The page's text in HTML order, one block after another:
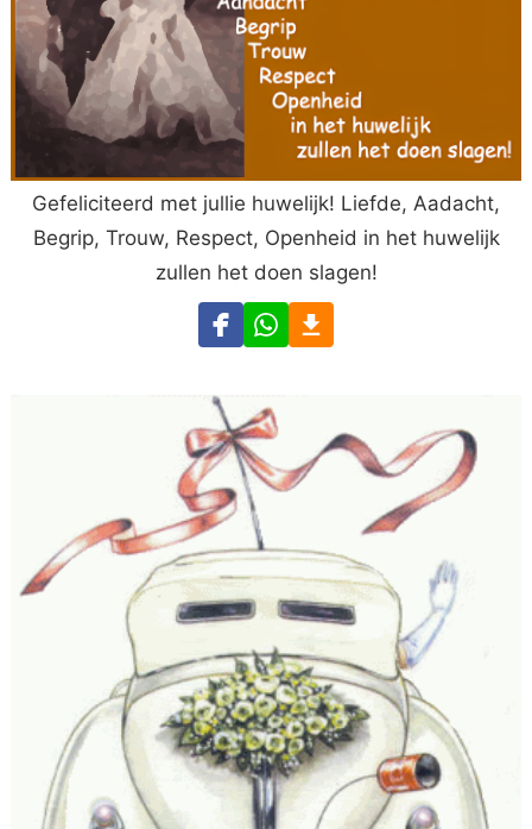
Gefeliciteerd met jullie huwelijk! Liefde, Aadacht,
Begrip, Trouw, Respect, Openheid in het huwelijk
zullen het doen slagen!